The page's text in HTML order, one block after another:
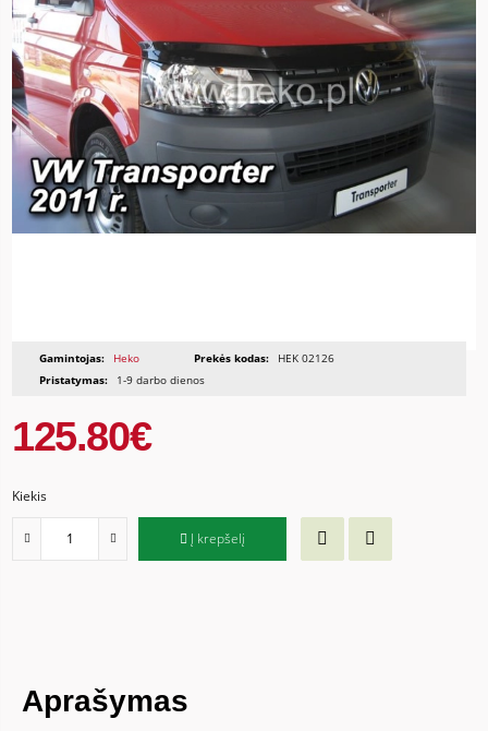
Gamintojas: Heko Prekės kodas:
HEK 02126
Pristatymas:
1-9 darbo dienos
125.80€
Kiekis
Į krepšelį
Aprašymas